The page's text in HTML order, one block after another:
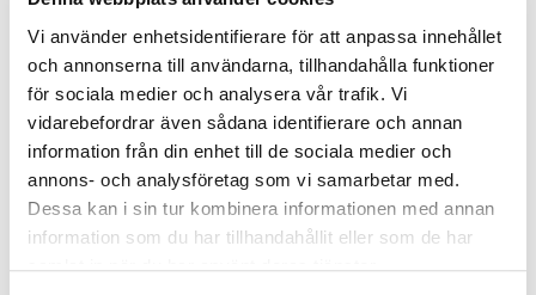
Vi använder enhetsidentifierare för att anpassa innehållet
och annonserna till användarna, tillhandahålla funktioner
för sociala medier och analysera vår trafik. Vi
vidarebefordrar även sådana identifierare och annan
information från din enhet till de sociala medier och
annons- och analysföretag som vi samarbetar med.
Dessa kan i sin tur kombinera informationen med annan
information som du har tillhandahållit eller som de har
samlat in när du har använt deras tjänster.